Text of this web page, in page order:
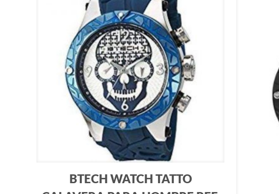
BTECH WATCH TATTO